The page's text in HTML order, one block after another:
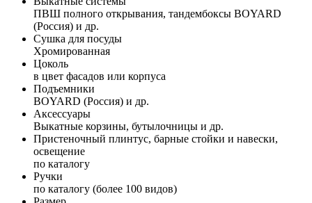
ПВШ полного открывания, тандембоксы BOYARD
(Россия) и др.
Сушка для посуды
Хромированная
Цоколь
в цвет фасадов или корпуса
Подъемники
BOYARD (Россия) и др.
Аксессуары
Выкатные корзины, бутылочницы и др.
Пристеночный плинтус, барные стойки и навески,
освещение
по каталогу
Ручки
по каталогу (более 100 видов)